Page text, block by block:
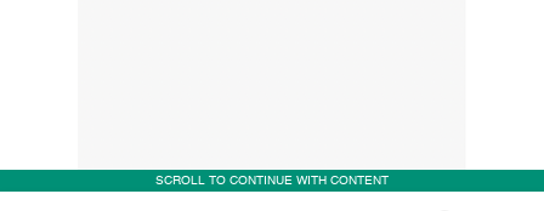
SCROLL TO CONTINUE WITH CONTENT